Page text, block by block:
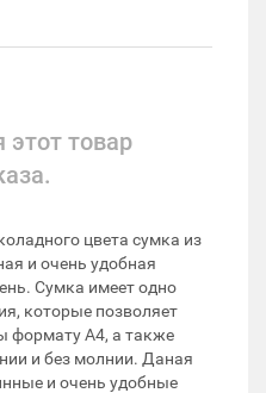
товар
цвета сумка из
и очень удобная
Сумка имеет одно
которые позволяет
формату А4, а также
и без молнии. Даная
и очень удобные